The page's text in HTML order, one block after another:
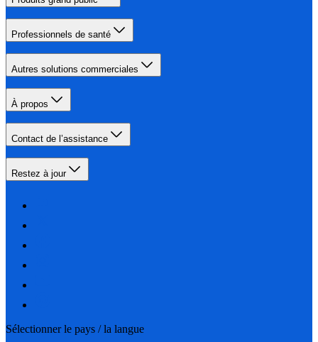
Professionnels de santé
Autres solutions commerciales
À propos
Contact de l’assistance
Restez à jour
Sélectionner le pays / la langue